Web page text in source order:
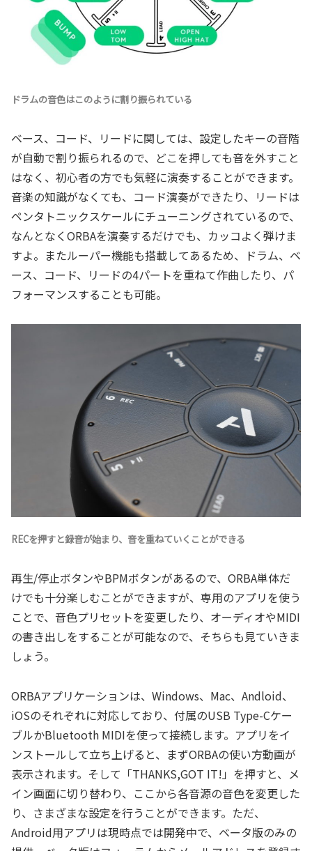
ドラムの音色はこのように割り振られている
ベース、コード、リードに関しては、設定したキーの音階
が自動で割り振られるので、どこを押しても音を外すこと
はなく、初心者の方でも気軽に演奏することができます。
音楽の知識がなくても、コード演奏ができたり、リードは
ペンタトニックスケールにチューニングされているので、
なんとなくORBAを演奏するだけでも、カッコよく弾けま
すよ。またルーパー機能も搭載してあるため、ドラム、ベ
ース、コード、リードの4パートを重ねて作曲したり、パ
フォーマンスすることも可能。
RECを押すと録音が始まり、音を重ねていくことができる
再生/停止ボタンやBPMボタンがあるので、ORBA単体だ
けでも十分楽しむことができますが、専用のアプリを使う
ことで、音色プリセットを変更したり、オーディオやMIDI
の書き出しをすることが可能なので、そちらも見ていきま
しょう。
ORBAアプリケーションは、Windows、Mac、Andloid、
iOSのそれぞれに対応しており、付属のUSB Type-Cケー
ブルかBluetooth MIDIを使って接続します。アプリをイ
ンストールして立ち上げると、まずORBAの使い方動画が
表示されます。そして「THANKS,GOT IT!」を押すと、メ
イン画面に切り替わり、ここから各音源の音色を変更した
り、さまざまな設定を行うことができます。ただ、
Android用アプリは現時点では開発中で、ベータ版のみの